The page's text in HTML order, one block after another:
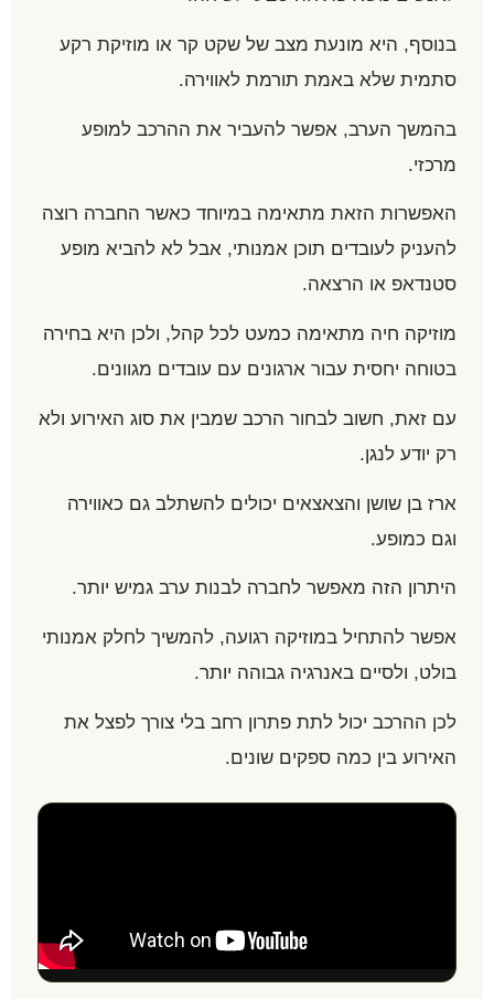
בנוסף, היא מונעת מצב של שקט קר או מוזיקת רקע
סתמית שלא באמת תורמת לאווירה.
בהמשך הערב, אפשר להעביר את ההרכב למופע
מרכזי.
האפשרות הזאת מתאימה במיוחד כאשר החברה רוצה
להעניק לעובדים תוכן אמנותי, אבל לא להביא מופע
סטנדאפ או הרצאה.
מוזיקה חיה מתאימה כמעט לכל קהל, ולכן היא בחירה
בטוחה יחסית עבור ארגונים עם עובדים מגוונים.
עם זאת, חשוב לבחור הרכב שמבין את סוג האירוע ולא
רק יודע לנגן.
ארז בן שושן והצאצאים יכולים להשתלב גם כאווירה
וגם כמופע.
היתרון הזה מאפשר לחברה לבנות ערב גמיש יותר.
אפשר להתחיל במוזיקה רגועה, להמשיך לחלק אמנותי
בולט, ולסיים באנרגיה גבוהה יותר.
לכן ההרכב יכול לתת פתרון רחב בלי צורך לפצל את
האירוע בין כמה ספקים שונים.